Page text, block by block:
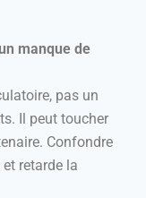
manque de
pas un
Il peut toucher
Confondre
retarde la